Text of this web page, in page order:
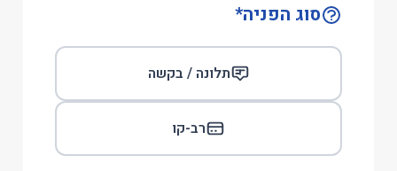
סוג הפניה*
תלונה / בקשה
רב-קו